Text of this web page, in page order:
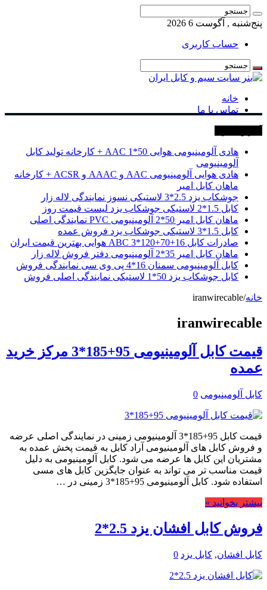
پنج‌شنبه , آگوست 6 2026
حساب کاربری
خانه
تماس با ما
هادی آلومینیومی هوایی 50*1 AAC + کارخانه تولید کابل
آلومینیومی
هادی هوایی آلومینیومی AAC و AAAC و ACSR + کارخانه
ماهان کابل امیر
جوشکاب یزد 2.5*3 لاستیکی نسوز نمایندگی لاله زار
کابل 1.5*2 لاستیکی جوشکاب یزد لیست قیمت روز
ماهان کابل امیر 50*2 آلومینیومی PVC نمایندگی اصلی
کابل 1.5*3 لاستیکی جوشکاب یزد فروش عمده
صادرات کابل 16+70+120*3 ABC هوایی بهترین قیمت ایران
ماهان کابل امیر 35*2 آلومینیومی دفتر فروش لاله زار
کابل آلومینیومی سمنان 16*4 پی وی سی نمایندگی فروش
کابل جوشکاب یزد 50*1 لاستیکی نمایندگی اصلی فروش
خانه/
iranwirecable
iranwirecable
قیمت کابل آلومینیومی 95+185*3 مرکز خرید
عمده
کابل آلومینیومی 0
قیمت کابل 95+185*3 آلومینیومی زمینی در نمایندگی اصلی عرضه
و فروش کابل های آلومینیومی آراد کابل به قیمت پخش عمده به
مشتریان این کابل ها عرضه می شود. کابل آلومینیومی به دلیل
قیمت مناسب تر می تواند به عنوان جایگزین کابل های مسی
استفاده شود. کابل آلومینیومی 95+185*3 زمینی در …
بیشتر بخوانید »
فروش کابل افشان یزد 2.5*2
کابل افشان, کابل یزد 0